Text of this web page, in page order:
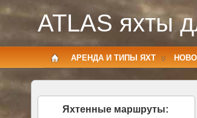
ATLAS яхты
АРЕНДА И ТИПЫ ЯХТ
Яхтенные маршруты: